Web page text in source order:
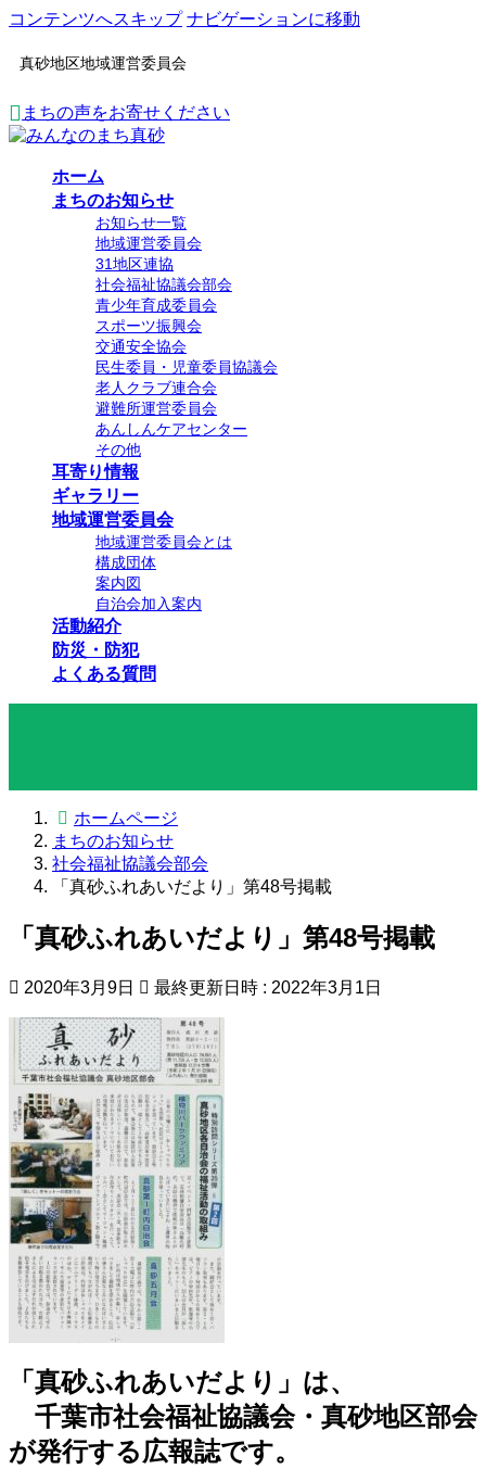
コンテンツへスキップ ナビゲーションに移動
真砂地区地域運営委員会
まちの声をお寄せください
ホーム
まちのお知らせ
お知らせ一覧
地域運営委員会
31地区連協
社会福祉協議会部会
青少年育成委員会
スポーツ振興会
交通安全協会
民生委員・児童委員協議会
老人クラブ連合会
避難所運営委員会
あんしんケアセンター
その他
耳寄り情報
ギャラリー
地域運営委員会
地域運営委員会とは
構成団体
案内図
自治会加入案内
活動紹介
防災・防犯
よくある質問
ホームページ
まちのお知らせ
社会福祉協議会部会
「真砂ふれあいだより」第48号掲載
「真砂ふれあいだより」第48号掲載
2020年3月9日 最終更新日時 : 2022年3月1日
「真砂ふれあいだより」は、
千葉市社会福祉協議会・真砂地区部会
が発行する広報誌です。